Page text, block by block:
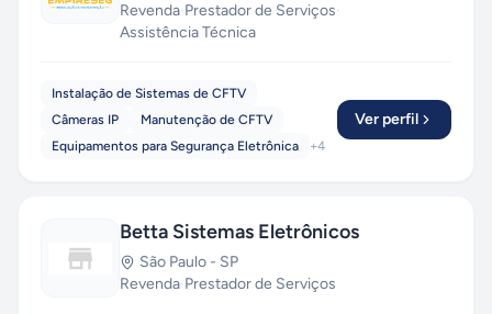
Revenda·Prestador de Serviços·
Assistência Técnica
Instalação de Sistemas de CFTV
Câmeras IP
Manutenção de CFTV
Equipamentos para Segurança Eletrônica
+4
Ver perfil
Betta Sistemas Eletrônicos
São Paulo - SP
Revenda·Prestador de Serviços